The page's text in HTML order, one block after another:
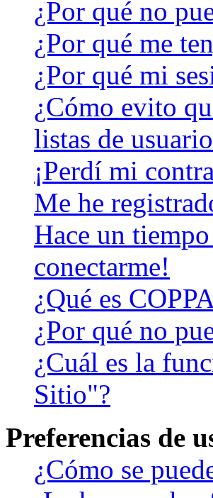
¿Por qué no
¿Por qué me
¿Por qué mi
¿Cómo evito
listas de
¡Perdí mi
Me he
Hace un
conectarme!
¿Qué es
¿Por qué no
¿Cuál es la
Sitio"?
Preferencias de
¿Cómo se